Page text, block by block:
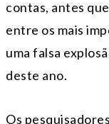
contas, antes
entre os mais
uma falsa
deste ano.
Os